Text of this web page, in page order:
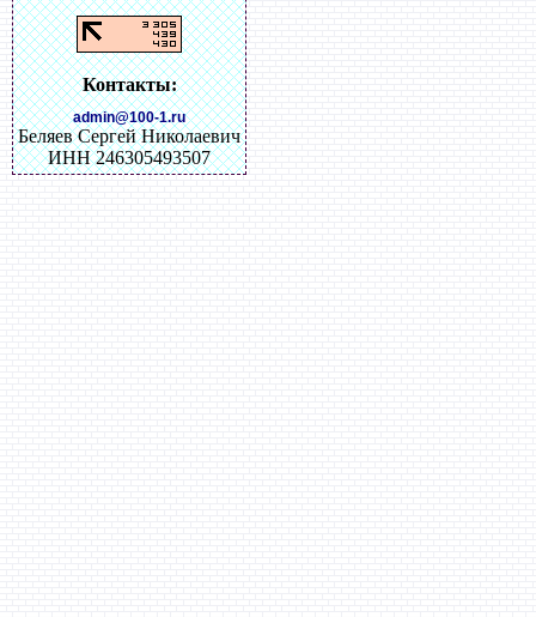
Контакты:
admin@100-1.ru
Беляев Сергей Николаевич
ИНН 246305493507